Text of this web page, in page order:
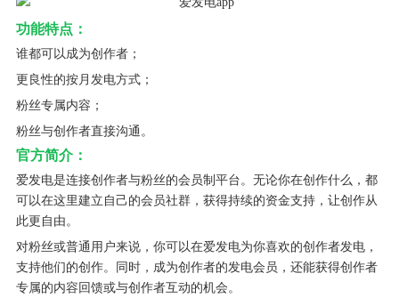
功能特点：
谁都可以成为创作者；
更良性的按月发电方式；
粉丝专属内容；
粉丝与创作者直接沟通。
官方简介：
爱发电是连接创作者与粉丝的会员制平台。无论你在创作什么，都
可以在这里建立自己的会员社群，获得持续的资金支持，让创作从
此更自由。
对粉丝或普通用户来说，你可以在爱发电为你喜欢的创作者发电，
支持他们的创作。同时，成为创作者的发电会员，还能获得创作者
专属的内容回馈或与创作者互动的机会。